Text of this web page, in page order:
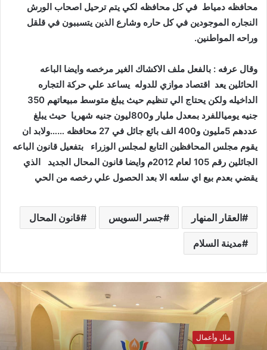
محافظه دمياط في كل محافظه لكي يتم ترحيل اصحاب الورش
النجاره الموجودين في كل حاره وشارع الذين يتسببون في قلقل
وراحه المواطنين.‬
الحائلين يعد اقتصاد موازي للدوله يساعد علي حركة التجاره
الداخيله ولكن يحتاج الي تنظيم حيث يبلغ متوسط مبيعاتهم 350
جنيه يومياللفرد بمعدل مليار و800ليون جنيه شهريا حيث يبلغ
عددهم 5مليون و400 الف بائع جائل في 27 محافظه ……ولابد ان
يقوم مجلس المحافظين التابع لمجلس الوزراء بتفعيل قانون الباعه
الجائلين رقم 105 لعام 2012م وايضا قانون المحال الجديد الذي
يقضي بعدم بيع اي سلعه الا بعد الحصول علي رخصه من الحي
العقار المنهار جسر السويس قانون المحال
مدينة السلام
مال وأعمال